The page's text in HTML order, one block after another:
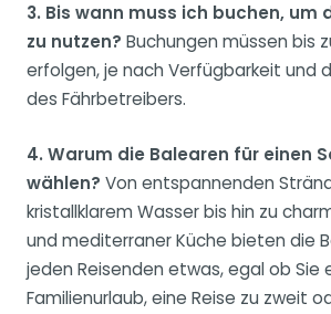
3. Bis wann muss ich buchen, um
zu nutzen? Buchungen müssen bis
erfolgen, je nach Verfügbarkeit und
des Fährbetreibers.
4. Warum die Balearen für einen
wählen? Von entspannenden
kristallklarem Wasser bis hin zu
und mediterraner Küche bieten die
jeden Reisenden etwas, egal ob Sie
Familienurlaub, eine Reise zu zweit